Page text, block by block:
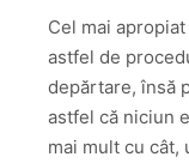
Cel mai
astfel de
depărtare, însă
astfel că niciun
mai mult cu